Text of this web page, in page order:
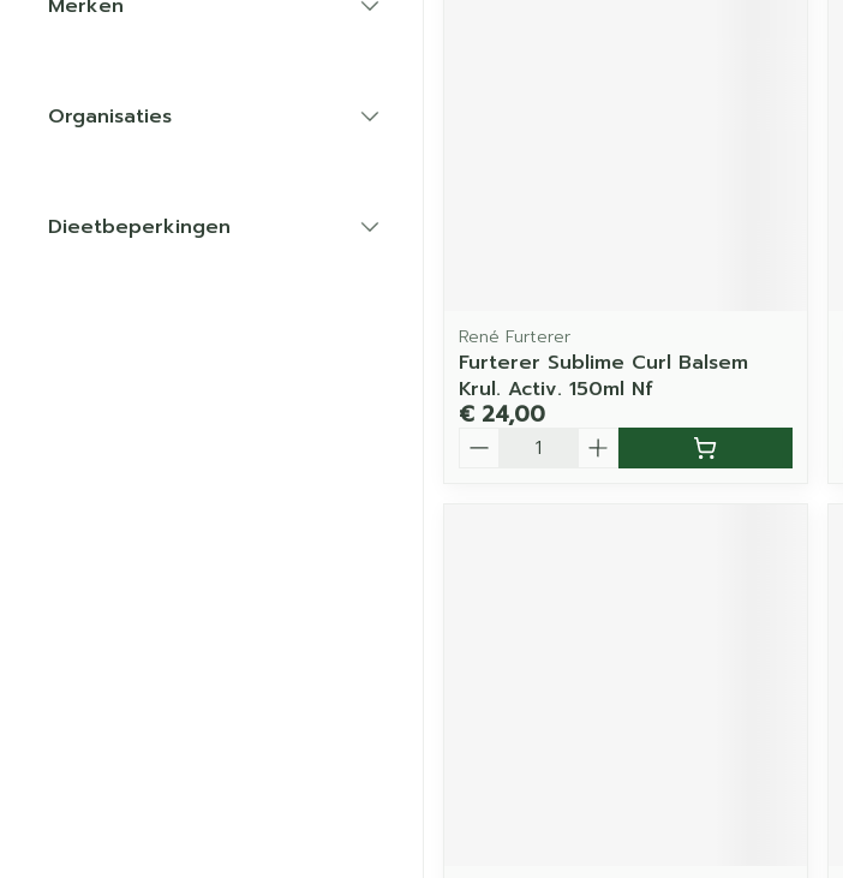
Merken
Organisaties
Dieetbeperkingen
René Furterer
Furterer Sublime Curl Balsem
Krul. Activ. 150ml Nf
€ 24,00